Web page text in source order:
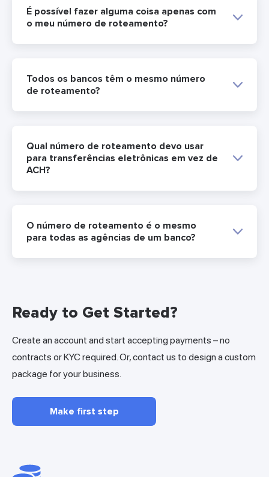
É possível fazer alguma coisa apenas com
o meu número de roteamento?
Todos os bancos têm o mesmo número
de roteamento?
Qual número de roteamento devo usar
para transferências eletrônicas em vez de
ACH?
O número de roteamento é o mesmo
para todas as agências de um banco?
Ready to Get Started?
Create an account and start accepting payments – no
contracts or KYC required. Or, contact us to design a custom
package for your business.
Make first step